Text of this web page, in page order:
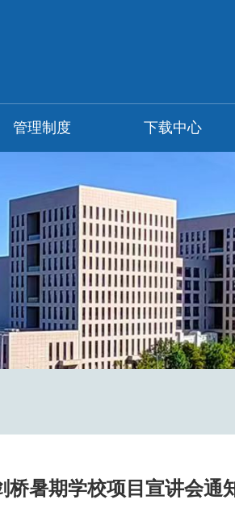
管理制度 下载中心
桥暑期学校项目宣讲会通